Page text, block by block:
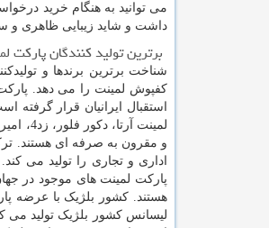
می توانید به هنگام خرید
داشت و شاید زیبایی ظاهری و
برترین تولید کنندگان پارکت
شناخت برترین برندها و
کفپوش لمینت را می دهد.
استقبال ایرانیان قرار
لمینت
و مقرون به صرفه ای هستند.
اداری و تجاری را تولید می
پارکت لمینت های موجود در
هستند. کشور بلژیک با عرضه
لیسانس کشور بلژیک تولید می